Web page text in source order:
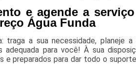
e agende a
Água Funda
traga a sua necessidade, planeje
adequada para você! À sua
e preparados para dar todo o